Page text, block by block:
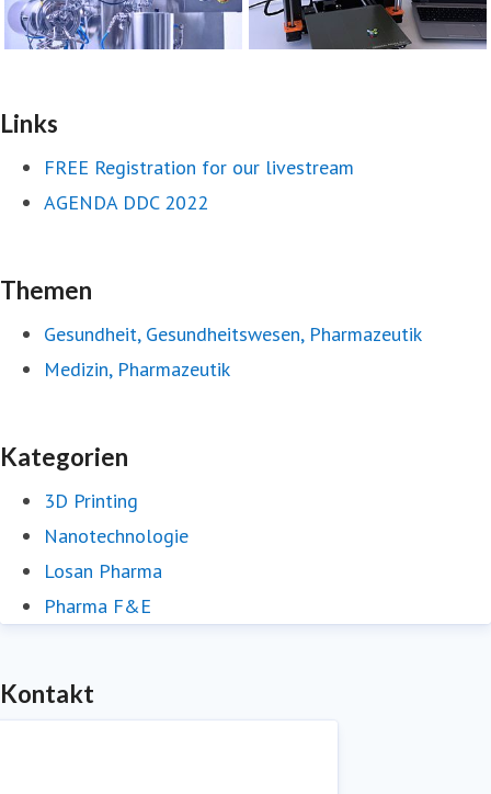
Links
FREE Registration for our livestream
AGENDA DDC 2022
Themen
Gesundheit, Gesundheitswesen, Pharmazeutik
Medizin, Pharmazeutik
Kategorien
3D Printing
Nanotechnologie
Losan Pharma
Pharma F&E
Kontakt